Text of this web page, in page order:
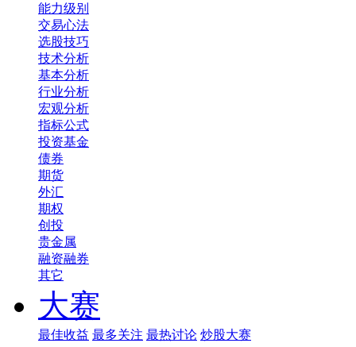
能力级别
交易心法
选股技巧
技术分析
基本分析
行业分析
宏观分析
指标公式
投资基金
债券
期货
外汇
期权
创投
贵金属
融资融券
其它
大赛
最佳收益 最多关注 最热讨论 炒股大赛